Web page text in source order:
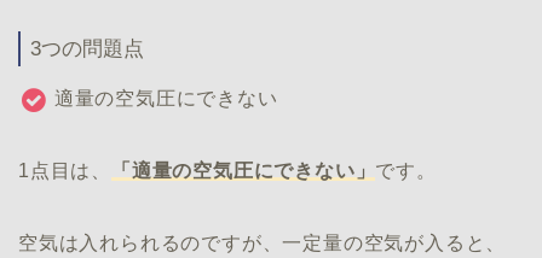
3つの問題点
適量の空気圧にできない
1点目は、 「適量の空気圧にできない」 です。
空気は入れられるのですが、一定量の空気が入ると、